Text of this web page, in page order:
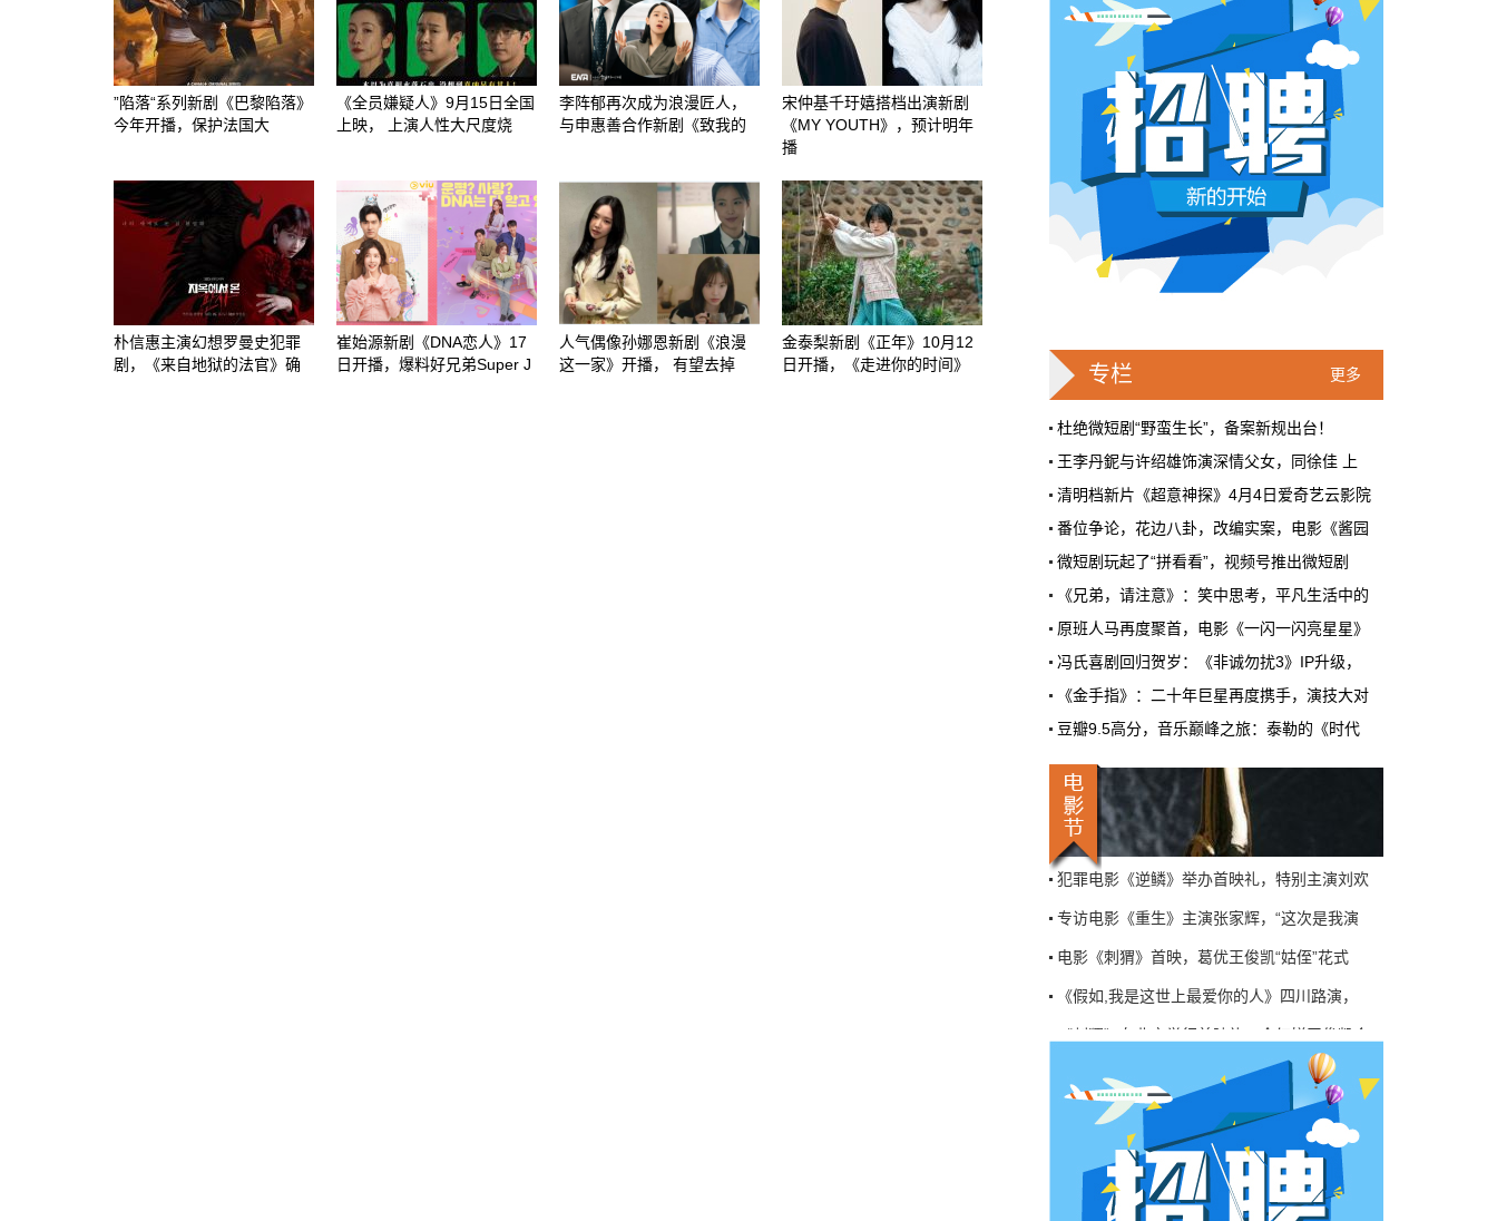
”陷落“系列新剧《巴黎陷落》
今年开播，保护法国大
《全员嫌疑人》9月15日全国
上映， 上演人性大尺度烧
李阵郁再次成为浪漫匠人，
与申惠善合作新剧《致我的
宋仲基千玗嬉搭档出演新剧
《MY YOUTH》，预计明年
播
朴信惠主演幻想罗曼史犯罪
剧，《来自地狱的法官》确
崔始源新剧《DNA恋人》17
日开播，爆料好兄弟Super J
人气偶像孙娜恩新剧《浪漫
这一家》开播， 有望去掉
金泰梨新剧《正年》10月12
日开播，《走进你的时间》
乎归零…
6月29日 10:20:00
AI短剧赢了数量，真人短剧赢了命
2026年一季度，全行业上线微短剧12.8万部，
其中AI短剧12.2万部，占比超过95%。真人短
剧？只剩几千部。你猜这95%的AI短剧，拿走
了多少流量？
本网原创
6月28日 13:03:00
戛纳一句"Fuck AI"，喊出了多少电影人
高定，而是一句话。
本网原创
6月28日 9:25:00
周星驰跑去拍AI短剧了，电影院还剩什
么？
5月31号，横店。63岁的周星驰穿着黑色夹克
出现在《食神2026》的开机现场。这部短剧改
编自他30年前的经典电影，竖屏拍摄，AI辅助
制作，成本400万。预计9月上线。
本网原创
6月28日 9:25:00
短剧从业者在评论区集体破防。有人说"今年开
机率比去年腰斩"，有人说"演员片酬从日薪800
三天的东西，AI一天出八集，还比你好看…
本网原创
6月27日 10:01:00
9万块银幕，全年只卖400亿：电影院的
钱去哪了？
近80部中外影片，革命历史、喜剧、科幻、动
《玩具总动员5》、谢苗的《火遮眼》，该有的
牌都亮出来了。
6月27日 10:01:00
7万部AI短剧一夜下架，广电总局这次是
动真格的
6月24日，广电总局官网挂出了一份文件。没
有发布会，没有吹风会。就这么安安静静地，
把《微短剧发展管理办法（征求意见稿）》摆
到了所有人面前。
更多
专栏
杜绝微短剧“野蛮生长”，备案新规出台！
王李丹鈮与许绍雄饰演深情父女，同徐佳 上
清明档新片《超意神探》4月4日爱奇艺云影院
番位争论，花边八卦，改编实案，电影《酱园
微短剧玩起了“拼看看”，视频号推出微短剧
《兄弟，请注意》：笑中思考，平凡生活中的
原班人马再度聚首，电影《一闪一闪亮星星》
冯氏喜剧回归贺岁：《非诚勿扰3》IP升级，
《金手指》：二十年巨星再度携手，演技大对
豆瓣9.5高分，音乐巅峰之旅：泰勒的《时代
《假如，我是这世上最爱你的人》北京首映引
《假如，我是这世上最爱你的人》首映，“暑
犯罪电影《逆鳞》举办首映礼，特别主演刘欢
专访电影《重生》主演张家辉，“这次是我演
电影《刺猬》首映，葛优王俊凯“姑侄”花式
《假如,我是这世上最爱你的人》四川路演，
《刺猬》在北京举行首映礼，全红婵王俊凯合
《假如，我是这世上最爱你的人》北京首映引
《假如，我是这世上最爱你的人》首映，“暑
犯罪电影《逆鳞》举办首映礼，特别主演刘欢
专访电影《重生》主演张家辉，“这次是我演